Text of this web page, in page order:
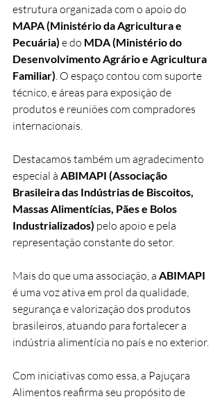
estrutura organizada com o apoio do
MAPA (Ministério da Agricultura e
Pecuária) e do MDA (Ministério do
Desenvolvimento Agrário e Agricultura
Familiar). O espaço contou com suporte
técnico, e áreas para exposição de
produtos e reuniões com compradores
internacionais.
Destacamos também um agradecimento
especial à ABIMAPI (Associação
Brasileira das Indústrias de Biscoitos,
Massas Alimentícias, Pães e Bolos
Industrializados) pelo apoio e pela
representação constante do setor.
Mais do que uma associação, a ABIMAPI
é uma voz ativa em prol da qualidade,
segurança e valorização dos produtos
brasileiros, atuando para fortalecer a
indústria alimentícia no país e no exterior.
Com iniciativas como essa, a Pajuçara
Alimentos reafirma seu propósito de